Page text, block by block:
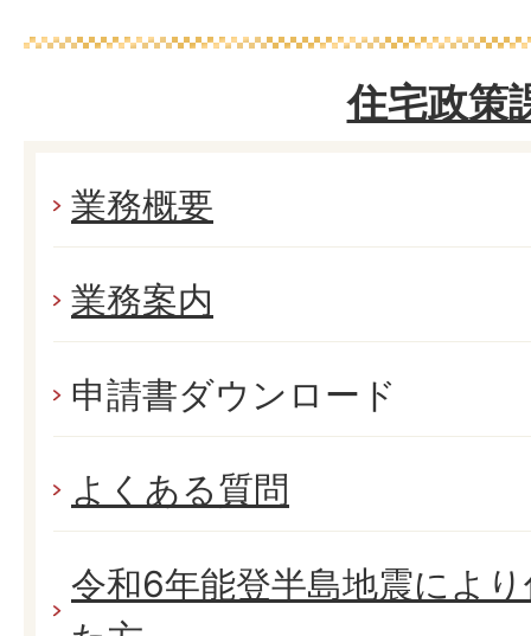
住宅政策
業務概要
業務案内
申請書ダウンロード
よくある質問
令和6年能登半島地震によ